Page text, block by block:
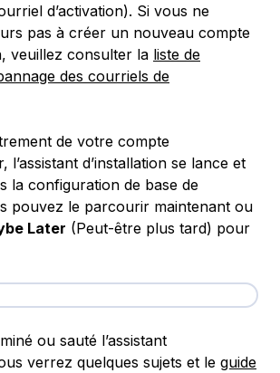
d’activation). Si vous ne
pas à créer un nouveau compte
veuillez consulter la liste de
des courriels de
de votre compte
l’assistant d’installation se lance et
la configuration de base de
pouvez le parcourir maintenant ou
Later (Peut-être plus tard) pour
ou sauté l’assistant
verrez quelques sujets et le guide